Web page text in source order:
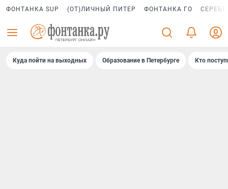
ФОНТАНКА SUP (ОТ)ЛИЧНЫЙ ПИТЕР ФОНТАНКА ГО
Куда пойти на выходных Образование в Петербурге Кто